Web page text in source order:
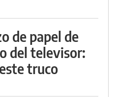
de papel de
del televisor:
truco